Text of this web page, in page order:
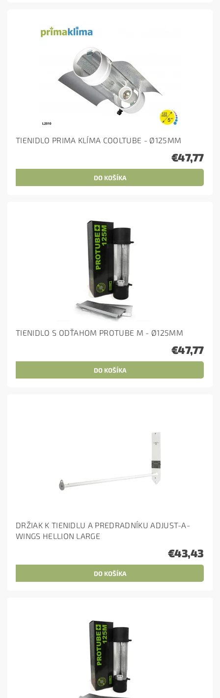
TIENIDLO PRIMA KLÍMA COOLTUBE - Ø125MM
€47,77
TIENIDLO S ODŤAHOM PROTUBE M - Ø125MM
€47,77
DRŽIAK K TIENIDLU A PREDRADNÍKU ADJUST-A-
WINGS HELLION LARGE
€43,43